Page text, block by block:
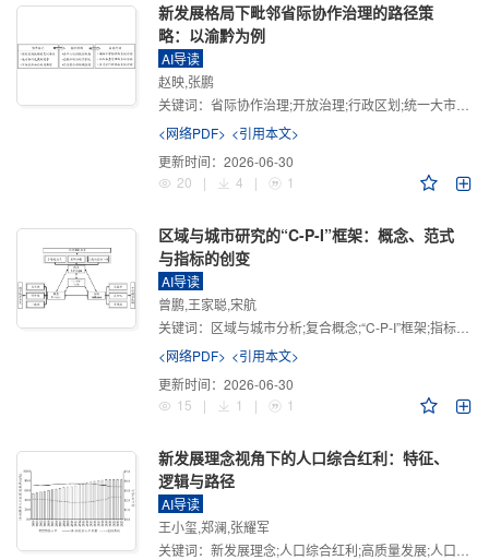
新发展格局下毗邻省际协作治理的路径策
略：以渝黔为例
AI导读
赵映,张鹏
关键词： 省际协作治理;开放治理;行政区划;统一大市场;新发展格局
<网络PDF> <引用本文>
更新时间： 2026-06-30
20
| 4 | 1
区域与城市研究的“C-P-I”框架：概念、范式
与指标的创变
AI导读
曾鹏,王家聪,宋航
关键词： 区域与城市分析;复合概念;“C-P-I”框架;指标体系
<网络PDF> <引用本文>
更新时间： 2026-06-30
15
| 1 | 1
新发展理念视角下的人口综合红利：特征、
逻辑与路径
AI导读
王小玺,郑澜,张耀军
关键词： 新发展理念;人口综合红利;高质量发展;人口政策;中国式现代化